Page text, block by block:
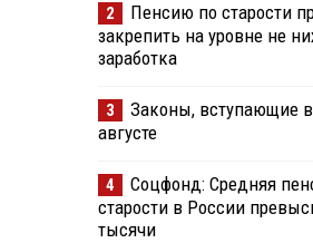
2
Пенсию по старости
закрепить на уровне не
заработка
3
Законы, вступающие
августе
4
Соцфонд: Средняя
старости в России
тысячи